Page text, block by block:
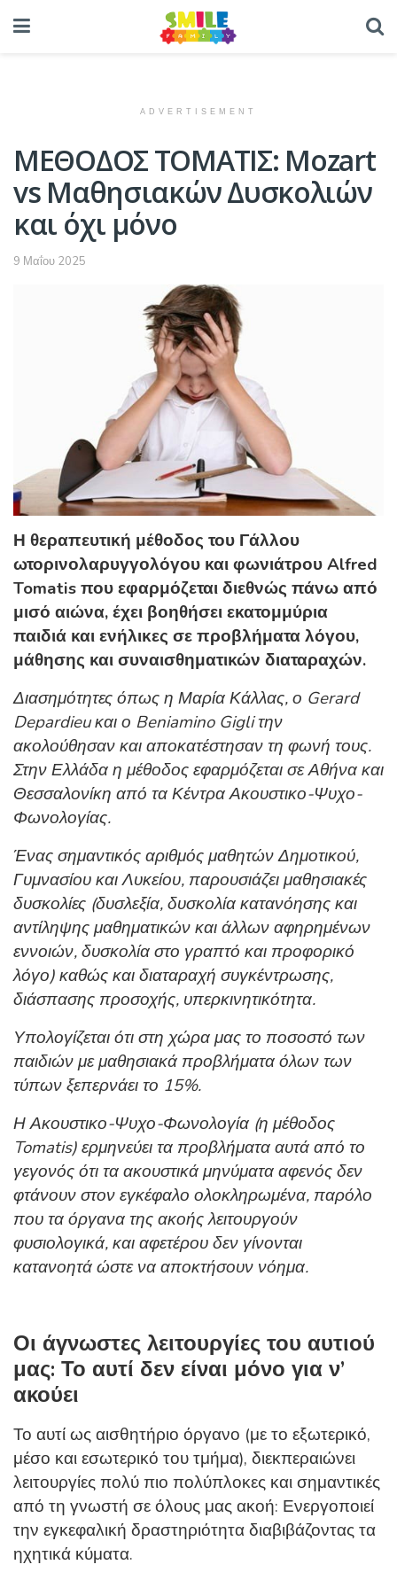
ADVERTISEMENT
ΜΕΘΟΔΟΣ ΤΟΜΑΤΙΣ: Mozart
vs Μαθησιακών Δυσκολιών
και όχι μόνο
9 Μαΐου 2025
Η θεραπευτική μέθοδος του Γάλλου
ωτορινολαρυγγολόγου και φωνιάτρου Alfred
Tomatis που εφαρμόζεται διεθνώς πάνω από
μισό αιώνα, έχει βοηθήσει εκατομμύρια
παιδιά και ενήλικες σε προβλήματα λόγου,
μάθησης και συναισθηματικών διαταραχών.
Διασημότητες όπως η Μαρία Κάλλας, ο Gerard
Depardieu και ο Beniamino Gigli την
ακολούθησαν και αποκατέστησαν τη φωνή τους.
Στην Ελλάδα η μέθοδος εφαρμόζεται σε Αθήνα και
Θεσσαλονίκη από τα Κέντρα Ακουστικο-Ψυχο-
Φωνολογίας.
Ένας σημαντικός αριθμός μαθητών Δημοτικού,
Γυμνασίου και Λυκείου, παρουσιάζει μαθησιακές
δυσκολίες (δυσλεξία, δυσκολία κατανόησης και
αντίληψης μαθηματικών και άλλων αφηρημένων
εννοιών, δυσκολία στο γραπτό και προφορικό
λόγο) καθώς και διαταραχή συγκέντρωσης,
διάσπασης προσοχής, υπερκινητικότητα.
Υπολογίζεται ότι στη χώρα μας το ποσοστό των
παιδιών με μαθησιακά προβλήματα όλων των
τύπων ξεπερνάει το 15%.
Η Ακουστικο-Ψυχο-Φωνολογία (η μέθοδος
Tomatis) ερμηνεύει τα προβλήματα αυτά από το
γεγονός ότι τα ακουστικά μηνύματα αφενός δεν
φτάνουν στον εγκέφαλο ολοκληρωμένα, παρόλο
που τα όργανα της ακοής λειτουργούν
φυσιολογικά, και αφετέρου δεν γίνονται
κατανοητά ώστε να αποκτήσουν νόημα.
Οι άγνωστες λειτουργίες του αυτιού
μας: Το αυτί δεν είναι μόνο για ν’
ακούει
Το αυτί ως αισθητήριο όργανο (με το εξωτερικό,
μέσο και εσωτερικό του τμήμα), διεκπεραιώνει
λειτουργίες πολύ πιο πολύπλοκες και σημαντικές
από τη γνωστή σε όλους μας ακοή: Ενεργοποιεί
την εγκεφαλική δραστηριότητα διαβιβάζοντας τα
ηχητικά κύματα.